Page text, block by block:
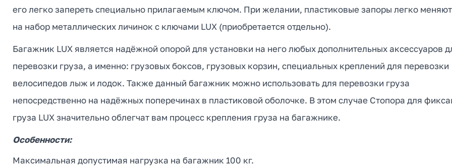
его легко запереть специально прилагаемым ключом. При желании, пластиковые запоры легко
на набор металлических личинок с ключами LUX (приобретается отдельно).
Багажник LUX является надёжной опорой для установки на него любых дополнительных аксессуаров
перевозки груза, а именно: грузовых боксов, грузовых корзин, специальных креплений для перевозки
велосипедов лыж и лодок. Также данный багажник можно использовать для перевозки груза
непосредственно на надёжных поперечинах в пластиковой оболочке. В этом случае Стопора для
груза LUX значительно облегчат вам процесс крепления груза на багажнике.
Особенности:
Максимальная допустимая нагрузка на багажник 100 кг.